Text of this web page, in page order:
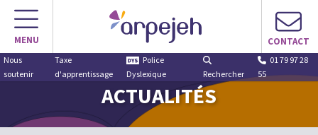
MENU CONTACT
Nous
soutenir
Taxe
d'apprentissage
Police
Dyslexique
Rechercher
01 79 97 28
55
ACTUALITÉS